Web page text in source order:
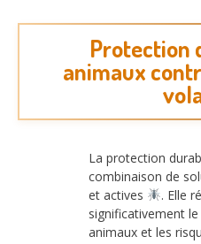
Protection
animaux
La protection
combinaison de
et actives
. Elle
significativement
animaux et les